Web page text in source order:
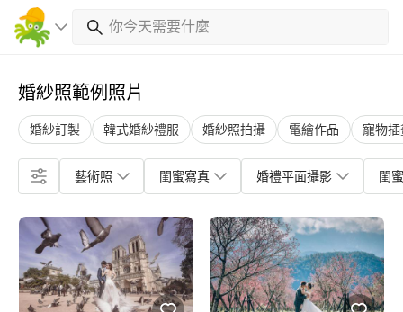
婚紗照範例照片
婚紗訂製 韓式婚紗禮服 婚紗照拍攝 電繪作品 寵物插
藝術照 閨蜜寫真 婚禮平面攝影 閨